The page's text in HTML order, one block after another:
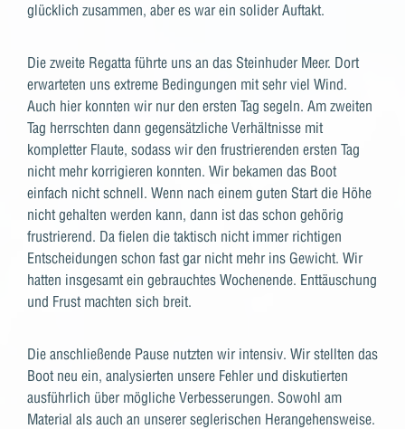
glücklich zusammen, aber es war ein solider Auftakt.
Die zweite Regatta führte uns an das Steinhuder Meer. Dort
erwarteten uns extreme Bedingungen mit sehr viel Wind.
Auch hier konnten wir nur den ersten Tag segeln. Am zweiten
Tag herrschten dann gegensätzliche Verhältnisse mit
kompletter Flaute, sodass wir den frustrierenden ersten Tag
nicht mehr korrigieren konnten. Wir bekamen das Boot
einfach nicht schnell. Wenn nach einem guten Start die Höhe
nicht gehalten werden kann, dann ist das schon gehörig
frustrierend. Da fielen die taktisch nicht immer richtigen
Entscheidungen schon fast gar nicht mehr ins Gewicht. Wir
hatten insgesamt ein gebrauchtes Wochenende. Enttäuschung
und Frust machten sich breit.
Die anschließende Pause nutzten wir intensiv. Wir stellten das
Boot neu ein, analysierten unsere Fehler und diskutierten
ausführlich über mögliche Verbesserungen. Sowohl am
Material als auch an unserer seglerischen Herangehensweise.